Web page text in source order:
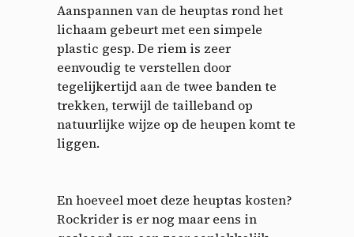
Aanspannen van de heuptas rond het
lichaam gebeurt met een simpele
plastic gesp. De riem is zeer
eenvoudig te verstellen door
tegelijkertijd aan de twee banden te
trekken, terwijl de tailleband op
natuurlijke wijze op de heupen komt te
liggen.
En hoeveel moet deze heuptas kosten?
Rockrider is er nog maar eens in